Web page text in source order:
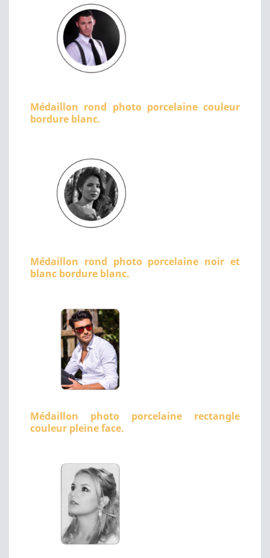
Médaillon rond photo porcelaine couleur
bordure blanc.
Médaillon rond photo porcelaine noir et
blanc bordure blanc.
Médaillon photo porcelaine rectangle
couleur pleine face.